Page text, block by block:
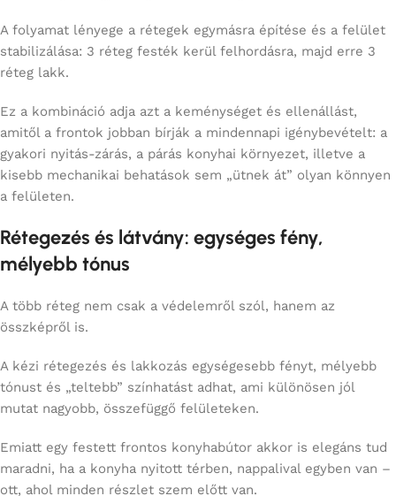
A folyamat lényege a rétegek egymásra építése és a felület
stabilizálása: 3 réteg festék kerül felhordásra, majd erre 3
réteg lakk.
Ez a kombináció adja azt a keménységet és ellenállást,
amitől a frontok jobban bírják a mindennapi igénybevételt: a
gyakori nyitás-zárás, a párás konyhai környezet, illetve a
kisebb mechanikai behatások sem „ütnek át” olyan könnyen
a felületen.
Rétegezés és látvány: egységes fény,
mélyebb tónus
A több réteg nem csak a védelemről szól, hanem az
összképről is.
A kézi rétegezés és lakkozás egységesebb fényt, mélyebb
tónust és „teltebb” színhatást adhat, ami különösen jól
mutat nagyobb, összefüggő felületeken.
Emiatt egy festett frontos konyhabútor akkor is elegáns tud
maradni, ha a konyha nyitott térben, nappalival egyben van –
ott, ahol minden részlet szem előtt van.